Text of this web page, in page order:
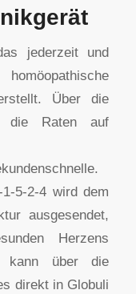
jederzeit und
Über die
die Raten auf
5-2-4 wird dem
ausgesendet,
Herzens
kann über die
direkt in Globuli